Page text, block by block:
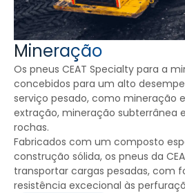
Mineração
Os pneus CEAT Specialty para a
concebidos para um alto
serviço pesado, como mineração
extração, mineração subterrânea
rochas.
Fabricados com um composto
construção sólida, os pneus da
transportar cargas pesadas, com
resistência excecional às